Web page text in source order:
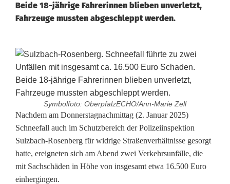
Beide 18-jährige Fahrerinnen blieben unverletzt,
Fahrzeuge mussten abgeschleppt werden.
Symbolfoto: OberpfalzECHO/Ann-Marie Zell
S
c
h
n
Nachdem am Donnerstagnachmittag (2. Januar 2025)
Schneefall auch im Schutzbereich der Polizeiinspektion
Sulzbach-Rosenberg für widrige Straßenverhältnisse gesorgt
hatte, ereigneten sich am Abend zwei Verkehrsunfälle, die
mit Sachschäden in Höhe von insgesamt etwa 16.500 Euro
einhergingen.